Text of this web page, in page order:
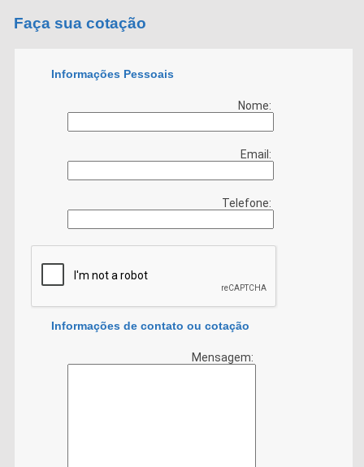
Faça sua cotação
Informações Pessoais
Nome:
Email:
Telefone:
Informações de contato ou cotação
Mensagem: